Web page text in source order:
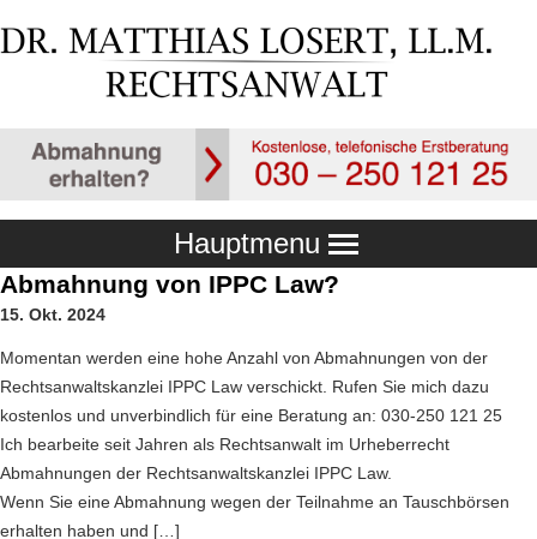
Hauptmenu
Abmahnung von IPPC Law?
15. Okt. 2024
Momentan werden eine hohe Anzahl von Abmahnungen von der
Rechtsanwaltskanzlei IPPC Law verschickt. Rufen Sie mich dazu
kostenlos und unverbindlich für eine Beratung an: 030-250 121 25
Ich bearbeite seit Jahren als Rechtsanwalt im Urheberrecht
Abmahnungen der Rechtsanwaltskanzlei IPPC Law.
Wenn Sie eine Abmahnung wegen der Teilnahme an Tauschbörsen
erhalten haben und […]